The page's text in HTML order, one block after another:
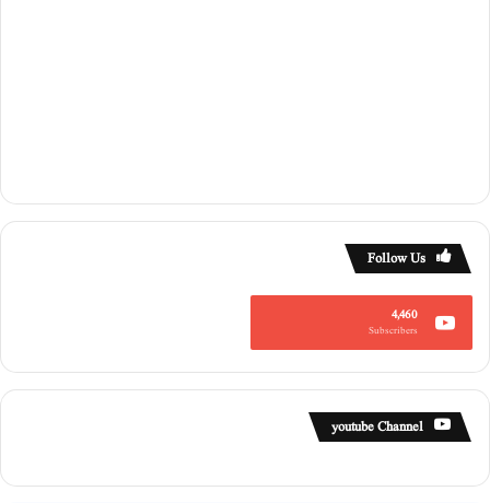
Follow Us
4,460
Subscribers
youtube Channel